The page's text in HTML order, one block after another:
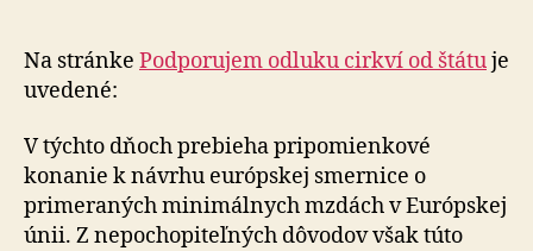
štátu
Na stránke Podporujem odluku cirkví od štátuje
uvedené:
V týchto dňoch prebieha pripomienkové
konanie k návrhu európskej smernice o
primeraných minimálnych mzdách v Európskej
únii. Z nepochopiteľných dôvodov však túto